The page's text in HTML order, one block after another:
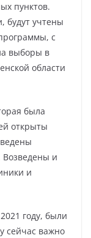
пунктов.
будут учтены
с
выборы в
области
была
открыты
Возведены и
и
году, были
сейчас важно